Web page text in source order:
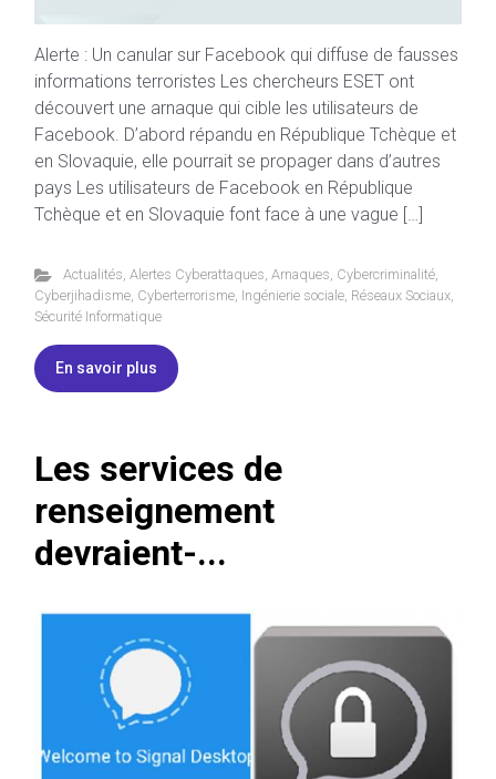
Alerte : Un canular sur Facebook qui diffuse de fausses
informations terroristes Les chercheurs ESET ont
découvert une arnaque qui cible les utilisateurs de
Facebook. D’abord répandu en République Tchèque et
en Slovaquie, elle pourrait se propager dans d’autres
pays Les utilisateurs de Facebook en République
Tchèque et en Slovaquie font face à une vague […]
Actualités, Alertes Cyberattaques, Arnaques, Cybercriminalité,
Cyberjihadisme, Cyberterrorisme, Ingénierie sociale, Réseaux Sociaux,
Sécurité Informatique
En savoir plus
Les services de
renseignement
devraient-...